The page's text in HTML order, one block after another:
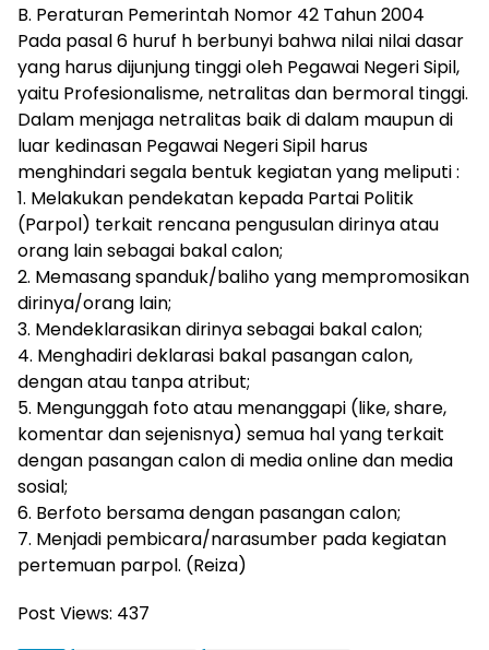
B. Peraturan Pemerintah Nomor 42 Tahun 2004
Pada pasal 6 huruf h berbunyi bahwa nilai nilai dasar
yang harus dijunjung tinggi oleh Pegawai Negeri Sipil,
yaitu Profesionalisme, netralitas dan bermoral tinggi.
Dalam menjaga netralitas baik di dalam maupun di
luar kedinasan Pegawai Negeri Sipil harus
menghindari segala bentuk kegiatan yang meliputi :
1. Melakukan pendekatan kepada Partai Politik
(Parpol) terkait rencana pengusulan dirinya atau
orang lain sebagai bakal calon;
2. Memasang spanduk/baliho yang mempromosikan
dirinya/orang lain;
3. Mendeklarasikan dirinya sebagai bakal calon;
4. Menghadiri deklarasi bakal pasangan calon,
dengan atau tanpa atribut;
5. Mengunggah foto atau menanggapi (like, share,
komentar dan sejenisnya) semua hal yang terkait
dengan pasangan calon di media online dan media
sosial;
6. Berfoto bersama dengan pasangan calon;
7. Menjadi pembicara/narasumber pada kegiatan
pertemuan parpol. (Reiza)
Post Views: 437